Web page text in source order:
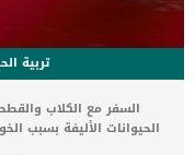
تربية
السفر مع الكلاب
الحيوانات الأليفة بسبب